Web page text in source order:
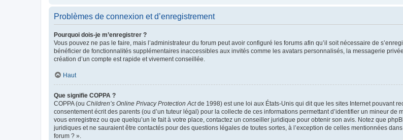
Problèmes de connexion et d’enregistrement
Pourquoi dois-je m’enregistrer ?
Vous pouvez ne pas le faire, mais l’administrateur du forum peut avoir configuré les forums afin qu’il soit nécessaire de
bénéficier de fonctionnalités supplémentaires inaccessibles aux invités comme les avatars personnalisés, la messagerie
création d’un compte est rapide et vivement conseillée.
Haut
Que signifie COPPA ?
COPPA (ou Children’s Online Privacy Protection Actde 1998) est une loi aux États-Unis qui dit que les sites Internet pouvant
consentement écrit des parents (ou d’un tuteur légal) pour la collecte de ces informations permettant d’identifier un mineur
vous enregistrez ou que quelqu’un le fait à votre place, contactez un conseiller juridique pour obtenir son avis. Notez que
juridiques et ne sauraient être contactés pour des questions légales de toutes sortes, à l’exception de celles mentionnées
forum ? ».